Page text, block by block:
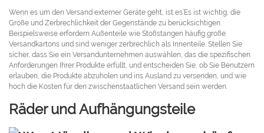
Wenn es um den Versand externer Geräte geht, ist es’Es ist wichtig, die
Größe und Zerbrechlichkeit der Gegenstände zu berücksichtigen.
Beispielsweise erfordern Außenteile wie Stoßstangen häufig große
Versandkartons und sind weniger zerbrechlich als Innenteile. Stellen Sie
sicher, dass Sie ein Versandunternehmen auswählen, das die spezifischen
Anforderungen Ihrer Produkte erfüllt, und entscheiden Sie, ob Sie Benutzern
erlauben, die Produkte abzuholen und ins Ausland zu versenden, und wie
hoch die Kosten für den zwischenstaatlichen Versand sein werden.
Räder und Aufhängungsteile